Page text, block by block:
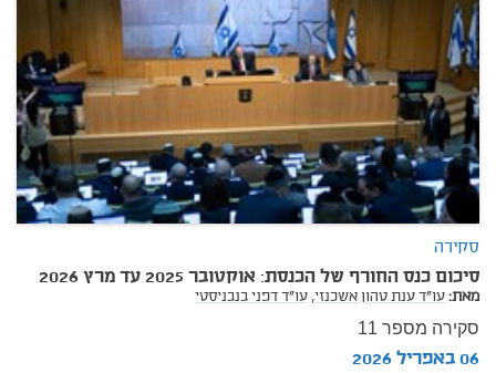
סקירה
סיכום כנס החורף של הכנסת: אוקטובר 2025 עד מרץ 2026
מאת:עו"ד ענת טהון אשכנזי,עו"ד דפני בנבניסטי
סקירה מספר 11
06 באפריל 2026